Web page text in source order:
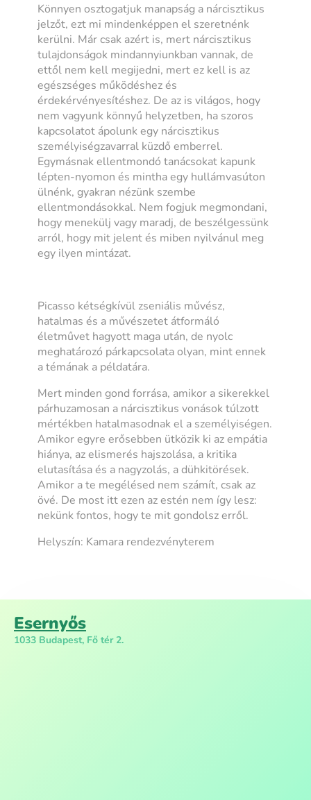
Könnyen osztogatjuk manapság a nárcisztikus
jelzőt, ezt mi mindenképpen el szeretnénk
kerülni. Már csak azért is, mert nárcisztikus
tulajdonságok mindannyiunkban vannak, de
ettől nem kell megijedni, mert ez kell is az
egészséges működéshez és
érdekérvényesítéshez. De az is világos, hogy
nem vagyunk könnyű helyzetben, ha szoros
kapcsolatot ápolunk egy nárcisztikus
személyiségzavarral küzdő emberrel.
Egymásnak ellentmondó tanácsokat kapunk
lépten-nyomon és mintha egy hullámvasúton
ülnénk, gyakran nézünk szembe
ellentmondásokkal. Nem fogjuk megmondani,
hogy menekülj vagy maradj, de beszélgessünk
arról, hogy mit jelent és miben nyilvánul meg
egy ilyen mintázat.
Picasso kétségkívül zseniális művész,
hatalmas és a művészetet átformáló
életművet hagyott maga után, de nyolc
meghatározó párkapcsolata olyan, mint ennek
a témának a példatára.
Mert minden gond forrása, amikor a sikerekkel
párhuzamosan a nárcisztikus vonások túlzott
mértékben hatalmasodnak el a személyiségen.
Amikor egyre erősebben ütközik ki az empátia
hiánya, az elismerés hajszolása, a kritika
elutasítása és a nagyzolás, a dühkitörések.
Amikor a te megélésed nem számít, csak az
övé. De most itt ezen az estén nem így lesz:
nekünk fontos, hogy te mit gondolsz erről.
Helyszín: Kamara rendezvényterem
Esernyős
1033 Budapest, Fő tér 2.